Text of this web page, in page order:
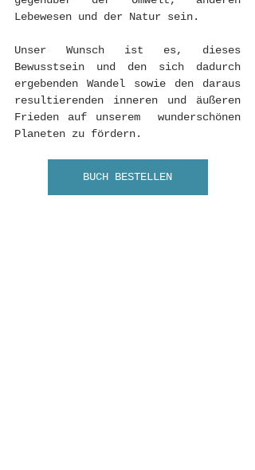
Lebewesen und der Natur sein.
Unser Wunsch ist es, dieses
Bewusstsein und den sich dadurch
ergebenden Wandel sowie den daraus
resultierenden inneren und äußeren
Frieden auf unserem  wunderschönen
Planeten zu fördern.
BUCH BESTELLEN